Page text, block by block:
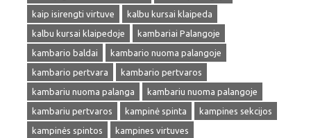
kaip isirengti virtuve
kalbu kursai klaipeda
kalbu kursai klaipedoje
kambariai Palangoje
kambario baldai
kambario nuoma palangoje
kambario pertvara
kambario pertvaros
kambariu nuoma palanga
kambariu nuoma palangoje
kambariu pertvaros
kampinė spinta
kampines sekcijos
kampinės spintos
kampines virtuves